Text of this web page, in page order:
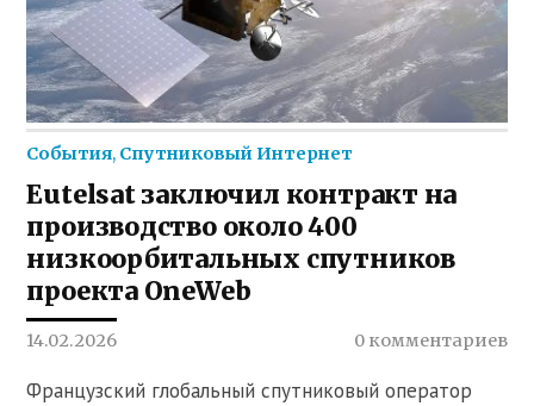
События, Спутниковый Интернет
Eutelsat заключил контракт на
производство около 400
низкоорбитальных спутников
проекта OneWeb
14.02.2026 0 комментариев
Французский глобальный спутниковый оператор